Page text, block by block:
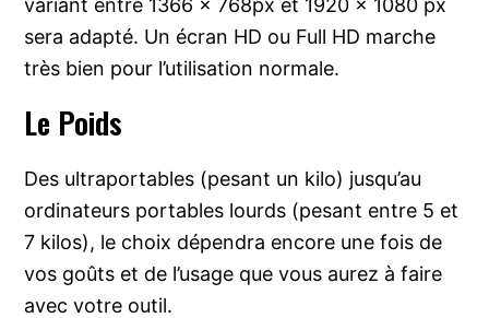
sera adapté. Un écran HD ou Full HD marche
très bien pour l’utilisation normale.
Le Poids
Des ultraportables (pesant un kilo) jusqu’au
ordinateurs portables lourds (pesant entre 5 et
7 kilos), le choix dépendra encore une fois de
vos goûts et de l’usage que vous aurez à faire
avec votre outil.